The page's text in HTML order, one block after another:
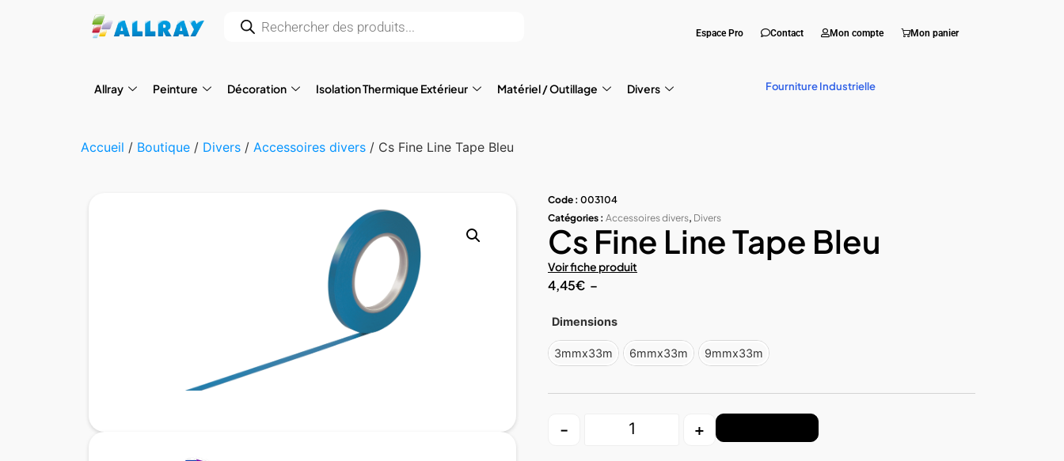
Espace Pro Contact Mon compte Mon panier
Allray Peinture Décoration Isolation Thermique Extérieur Matériel / Outillage Divers Fourniture Industrielle
Accueil / Boutique / Divers / Accessoires divers / Cs Fine Line Tape Bleu
Code : 003104
Catégories : Accessoires divers, Divers
Cs Fine Line Tape Bleu
Voir fiche produit
4,45€ –
Dimensions
3mmx33m 6mmx33m 9mmx33m
- +